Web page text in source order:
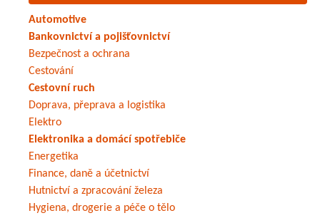
Automotive
Bankovnictví a pojišťovnictví
Bezpečnost a ochrana
Cestování
Cestovní ruch
Doprava, přeprava a logistika
Elektro
Elektronika a domácí spotřebiče
Energetika
Finance, daně a účetnictví
Hutnictví a zpracování železa
Hygiena, drogerie a péče o tělo